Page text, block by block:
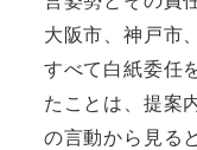
大阪市、神戸市
すべて白紙委任
たことは、提案
の言動から見る